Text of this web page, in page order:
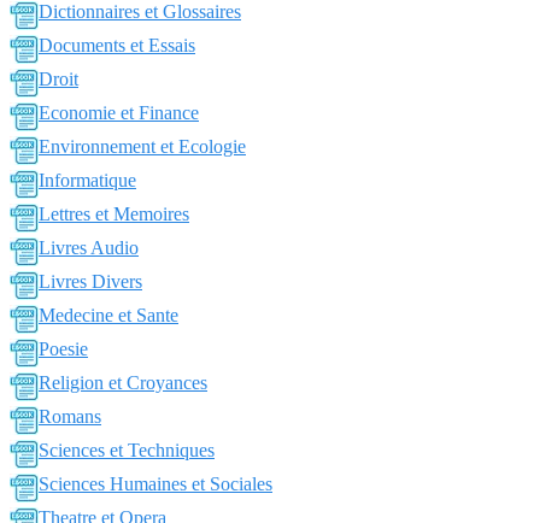
Dictionnaires et Glossaires
Documents et Essais
Droit
Economie et Finance
Environnement et Ecologie
Informatique
Lettres et Memoires
Livres Audio
Livres Divers
Medecine et Sante
Poesie
Religion et Croyances
Romans
Sciences et Techniques
Sciences Humaines et Sociales
Theatre et Opera